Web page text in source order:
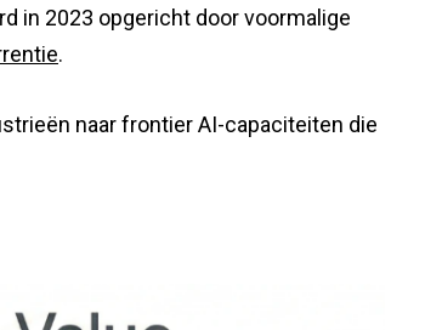
in 2023 opgericht door voormalige
.
naar frontier AI-capaciteiten die